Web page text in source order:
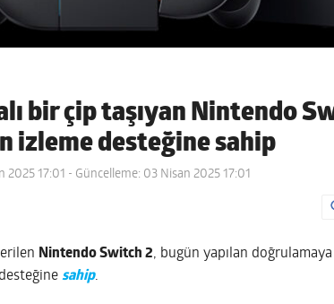
bir çip taşıyan Nintendo
izleme desteğine sahip
2025 17:01 - Güncelleme: 03 Nisan 2025 17:01
Nintendo Switch 2, bugün yapılan
sahip.